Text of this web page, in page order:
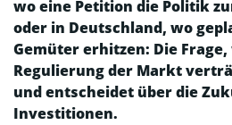
wo eine Petition die Politik
oder in Deutschland, wo
Gemüter erhitzen: Die
Regulierung der Markt
und entscheidet über die
Investitionen.